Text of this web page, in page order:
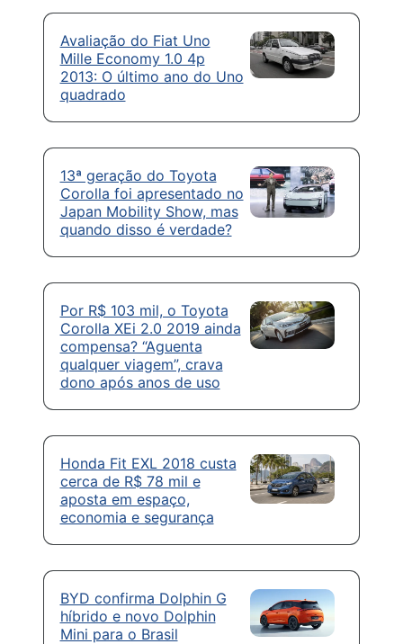
Avaliação do Fiat Uno
Mille Economy 1.0 4p
2013: O último ano do Uno
quadrado
13ª geração do Toyota
Corolla foi apresentado no
Japan Mobility Show, mas
quando disso é verdade?
Por R$ 103 mil, o Toyota
Corolla XEi 2.0 2019 ainda
compensa? “Aguenta
qualquer viagem”, crava
dono após anos de uso
Honda Fit EXL 2018 custa
cerca de R$ 78 mil e
aposta em espaço,
economia e segurança
BYD confirma Dolphin G
híbrido e novo Dolphin
Mini para o Brasil